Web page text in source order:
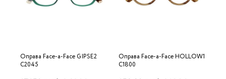
Оправа Face-a-Face GIPSE2
C2045
Оправа Face-a-Face HOLLOW1
C1800